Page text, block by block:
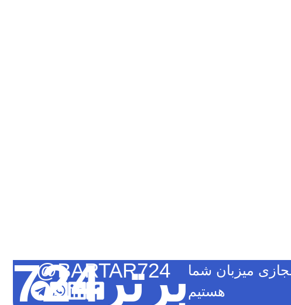
میزبان شما
هستیم برتر724
@BARTAR724